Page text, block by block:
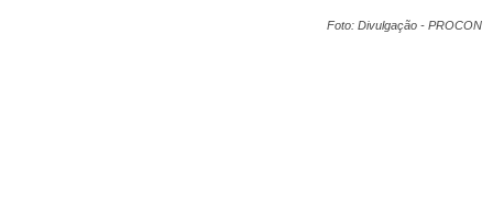
Foto: Divulgação - PROCON